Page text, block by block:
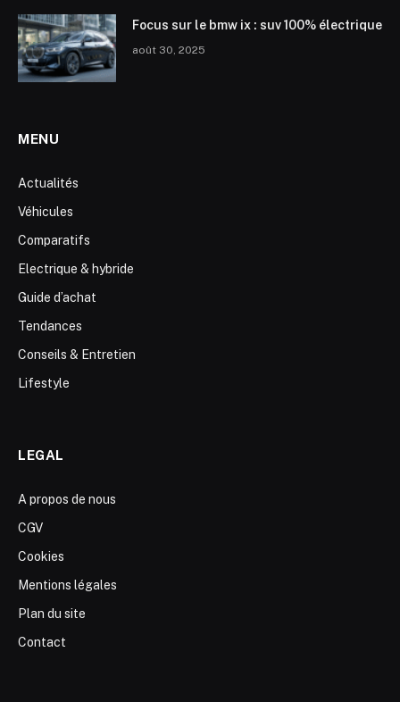
Focus sur le bmw ix : suv 100% électrique
août 30, 2025
MENU
Actualités
Véhicules
Comparatifs
Electrique & hybride
Guide d’achat
Tendances
Conseils & Entretien
Lifestyle
LEGAL
A propos de nous
CGV
Cookies
Mentions légales
Plan du site
Contact